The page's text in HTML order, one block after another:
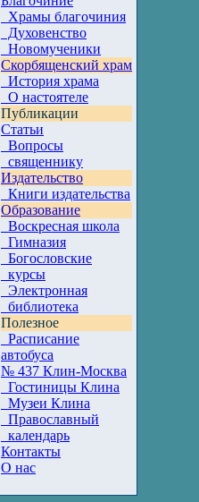
Храмы благочиния
Духовенство
Новомученики
Скорбященский храм
История храма
О настоятеле
Публикации
Статьи
Вопросы
священнику
Издательство
Книги издательства
Образование
Воскресная школа
Гимназия
Богословские
курсы
Электронная
библиотека
Полезное
Расписание
автобуса
№ 437 Клин-Москва
Гостиницы Клина
Музеи Клина
Православный
календарь
Контакты
О нас